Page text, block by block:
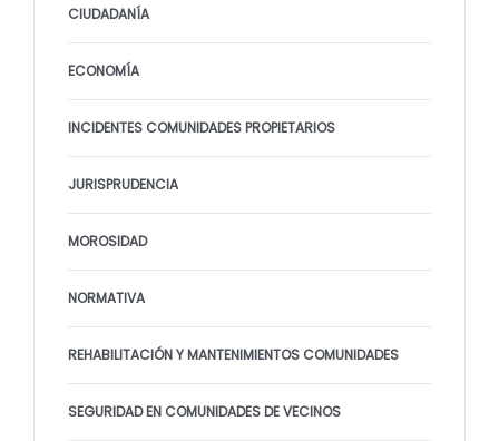
CIUDADANÍA
ECONOMÍA
INCIDENTES COMUNIDADES PROPIETARIOS
JURISPRUDENCIA
MOROSIDAD
NORMATIVA
REHABILITACIÓN Y MANTENIMIENTOS COMUNIDADES
SEGURIDAD EN COMUNIDADES DE VECINOS